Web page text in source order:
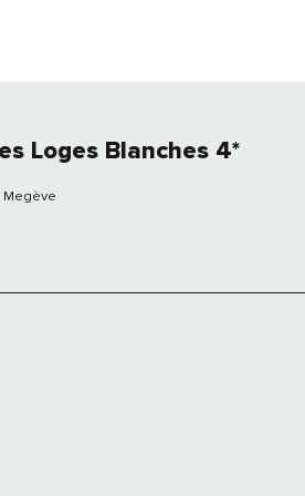
Loges Blanches 4*
Megève